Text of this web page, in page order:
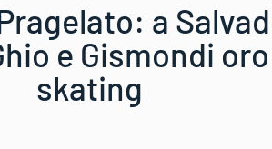
a
e Gismondi
skating